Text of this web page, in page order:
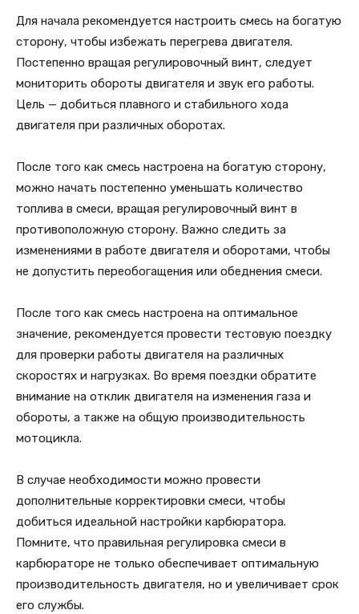
Для начала рекомендуется настроить смесь на богатую
сторону, чтобы избежать перегрева двигателя.
Постепенно вращая регулировочный винт, следует
мониторить обороты двигателя и звук его работы.
Цель — добиться плавного и стабильного хода
двигателя при различных оборотах.
После того как смесь настроена на богатую сторону,
можно начать постепенно уменьшать количество
топлива в смеси, вращая регулировочный винт в
противоположную сторону. Важно следить за
изменениями в работе двигателя и оборотами, чтобы
не допустить переобогащения или обеднения смеси.
После того как смесь настроена на оптимальное
значение, рекомендуется провести тестовую поездку
для проверки работы двигателя на различных
скоростях и нагрузках. Во время поездки обратите
внимание на отклик двигателя на изменения газа и
обороты, а также на общую производительность
мотоцикла.
В случае необходимости можно провести
дополнительные корректировки смеси, чтобы
добиться идеальной настройки карбюратора.
Помните, что правильная регулировка смеси в
карбюраторе не только обеспечивает оптимальную
производительность двигателя, но и увеличивает срок
его службы.